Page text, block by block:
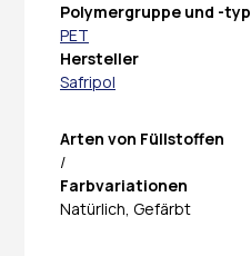
Polymergruppe und -typ
PET
Hersteller
Safripol
Arten von Füllstoffen
/
Farbvariationen
Natürlich, Gefärbt